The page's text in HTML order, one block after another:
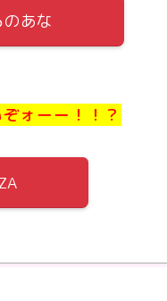
のあな
ォーー！！？